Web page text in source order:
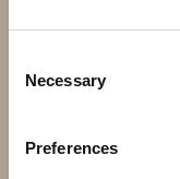
Selection
Necessary
Preferences
43.015 - Massiv kula
3,50 kr